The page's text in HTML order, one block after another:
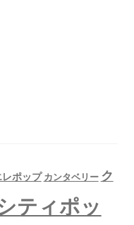
レポップ カンタベリー ク
ティポッ